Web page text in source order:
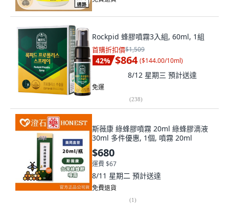
Rockpid 蜂膠噴霧3入組, 60ml, 1組
首購折扣價$1,509
42% $864 ($144.00/10ml)
8/12 星期三 預計送達
免運
(238)
斯薇康 綠蜂膠噴霧 20ml 綠蜂膠滴液
30ml 多件優惠, 1個, 噴霧 20ml
$680
運費 $67
8/11 星期二 預計送達
免費退貨
(1)